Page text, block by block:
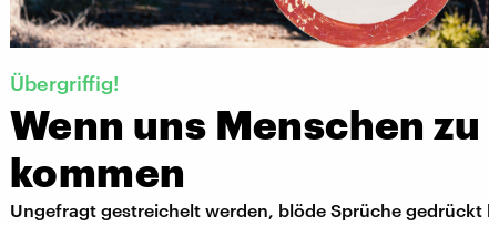
Übergriffig!
Wenn uns Menschen
kommen
Ungefragt gestreichelt werden, blöde Sprüche